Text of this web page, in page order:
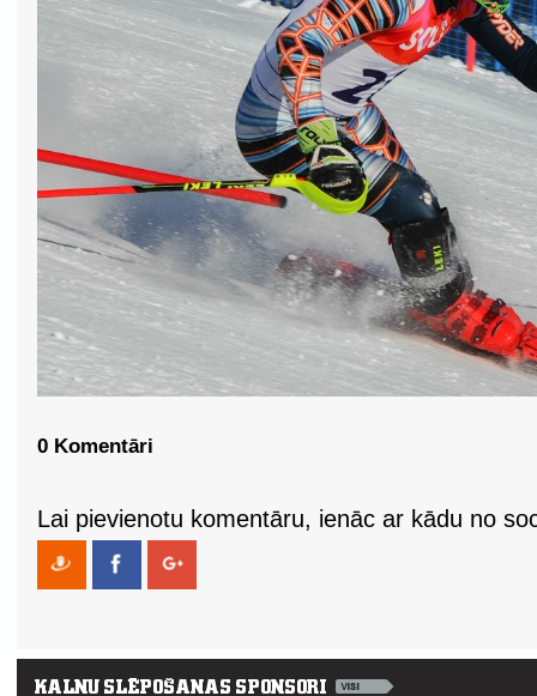
0 Komentāri
Lai pievienotu komentāru, ienāc ar kādu no